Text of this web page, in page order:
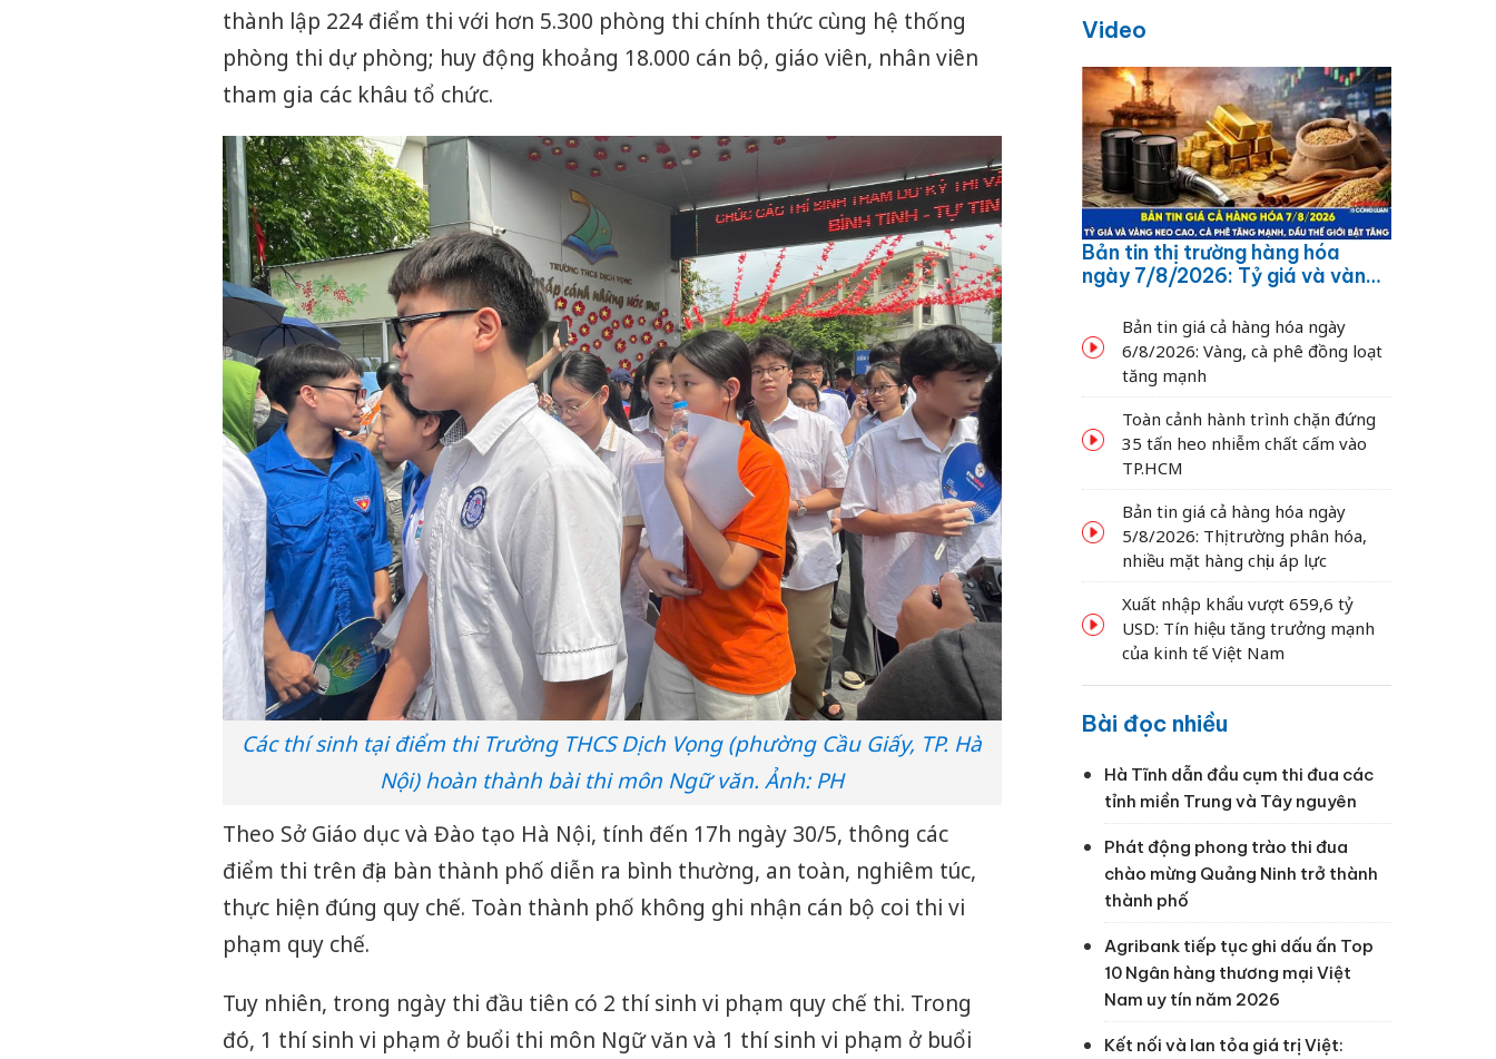
thành lập 224 điểm thi với hơn 5.300 phòng thi chính thức cùng hệ thống
phòng thi dự phòng; huy động khoảng 18.000 cán bộ, giáo viên, nhân viên
tham gia các khâu tổ chức.
Các thí sinh tại điểm thi Trường THCS Dịch Vọng (phường Cầu Giấy, TP. Hà
Nội) hoàn thành bài thi môn Ngữ văn. Ảnh: PH
Theo Sở Giáo dục và Đào tạo Hà Nội, tính đến 17h ngày 30/5, thông các
điểm thi trên địa bàn thành phố diễn ra bình thường, an toàn, nghiêm túc,
thực hiện đúng quy chế. Toàn thành phố không ghi nhận cán bộ coi thi vi
phạm quy chế.
Tuy nhiên, trong ngày thi đầu tiên có 2 thí sinh vi phạm quy chế thi. Trong
đó, 1 thí sinh vi phạm ở buổi thi môn Ngữ văn và 1 thí sinh vi phạm ở buổi
Video
Bản tin thị trường hàng hóa
ngày 7/8/2026: Tỷ giá và vàng
dầu thế giới bật tăng
Bản tin giá cả hàng hóa ngày
6/8/2026: Vàng, cà phê đồng loạt
tăng mạnh
Toàn cảnh hành trình chặn đứng
35 tấn heo nhiễm chất cấm vào
TP.HCM
Bản tin giá cả hàng hóa ngày
5/8/2026: Thị trường phân hóa,
nhiều mặt hàng chịu áp lực
Xuất nhập khẩu vượt 659,6 tỷ
USD: Tín hiệu tăng trưởng mạnh
của kinh tế Việt Nam
Bài đọc nhiều
Hà Tĩnh dẫn đầu cụm thi đua các
tỉnh miền Trung và Tây nguyên
Phát động phong trào thi đua
chào mừng Quảng Ninh trở thành
thành phố
Agribank tiếp tục ghi dấu ấn Top
10 Ngân hàng thương mại Việt
Nam uy tín năm 2026
Kết nối và lan tỏa giá trị Việt: